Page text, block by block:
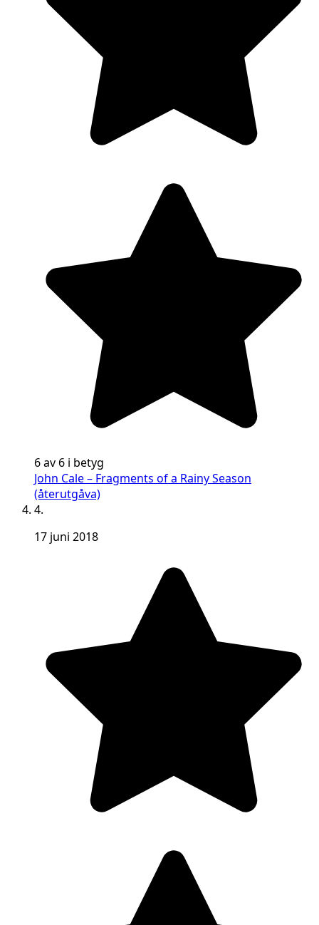
6 av 6 i betyg
John Cale – Fragments of a Rainy Season
(återutgåva)
4.
17 juni 2018